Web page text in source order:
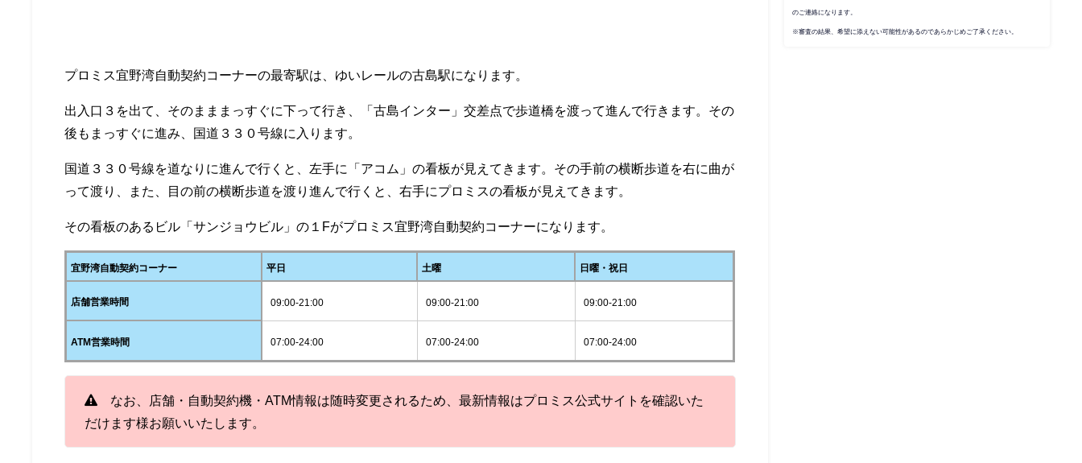
プロミス宜野湾自動契約コーナーの最寄駅は、ゆいレールの古島駅になります。
出入口３を出て、そのまままっすぐに下って行き、「古島インター」交差点で歩道橋を渡って進んで行きます。その
後もまっすぐに進み、国道３３０号線に入ります。
国道３３０号線を道なりに進んで行くと、左手に「アコム」の看板が見えてきます。その手前の横断歩道を右に曲が
って渡り、また、目の前の横断歩道を渡り進んで行くと、右手にプロミスの看板が見えてきます。
その看板のあるビル「サンジョウビル」の１Fがプロミス宜野湾自動契約コーナーになります。
宜野湾自動契約コーナー 平日 土曜 日曜・祝日
店舗営業時間 09:00-21:00 09:00-21:00 09:00-21:00
ATM営業時間 07:00-24:00 07:00-24:00 07:00-24:00
なお、店舗・自動契約機・ATM情報は随時変更されるため、最新情報はプロミス公式サイトを確認いた
だけます様お願いいたします。
のご連絡になります。
※審査の結果、希望に添えない可能性があるのであらかじめご了承ください。